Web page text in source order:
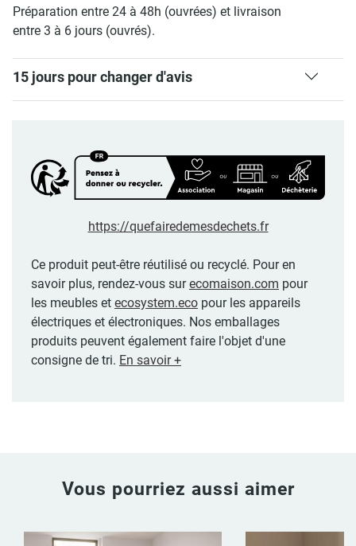
Préparation entre 24 à 48h (ouvrées) et livraison
entre 3 à 6 jours (ouvrés).
15 jours pour changer d'avis
https://quefairedemesdechets.fr
Ce produit peut-être réutilisé ou recyclé. Pour en
savoir plus, rendez-vous surecomaison.com pour
les meubles et ecosystem.eco pour les appareils
électriques et électroniques. Nos emballages
produits peuvent également faire l'objet d'une
consigne de tri. En savoir +
Vous pourriez aussi aimer